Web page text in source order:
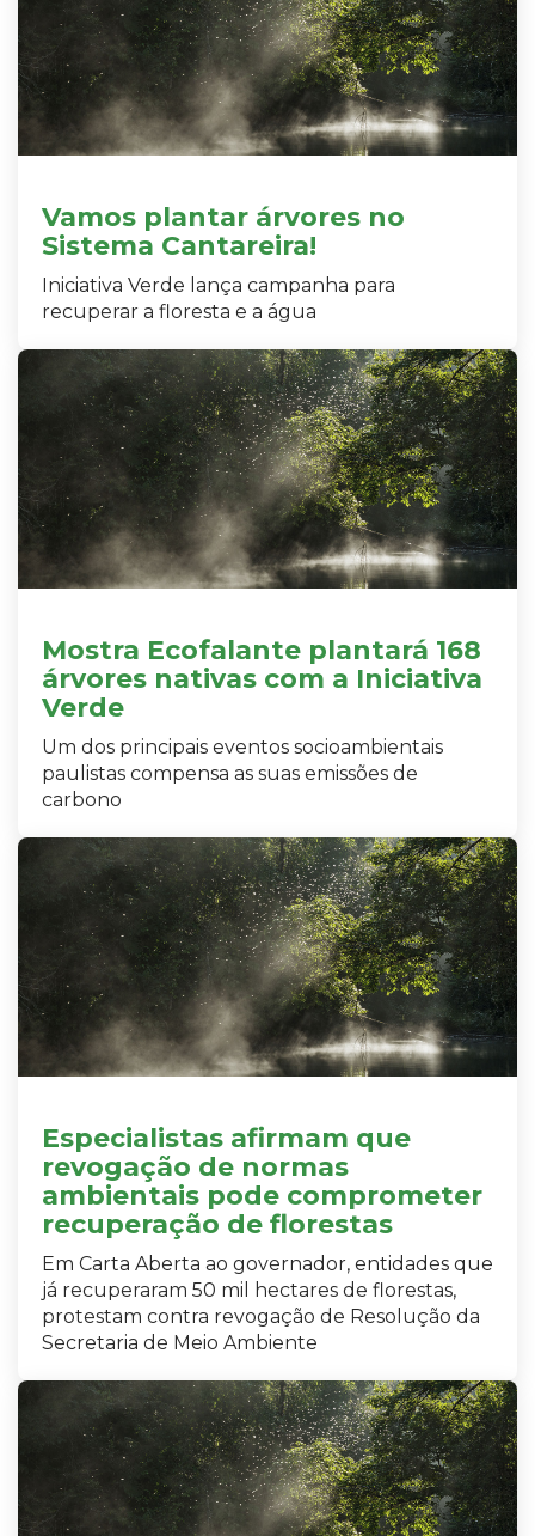
Vamos plantar árvores no
Sistema Cantareira!
Iniciativa Verde lança campanha para
recuperar a floresta e a água
Mostra Ecofalante plantará 168
árvores nativas com a Iniciativa
Verde
Um dos principais eventos socioambientais
paulistas compensa as suas emissões de
carbono
Especialistas afirmam que
revogação de normas
ambientais pode comprometer
recuperação de florestas
Em Carta Aberta ao governador, entidades que
já recuperaram 50 mil hectares de florestas,
protestam contra revogação de Resolução da
Secretaria de Meio Ambiente